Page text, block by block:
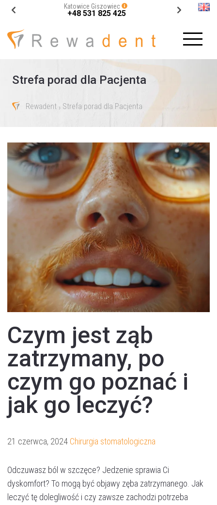
Katowice Giszowiec
+48 531 825 425
Strefa porad dla Pacjenta
Rewadent › Strefa porad dla Pacjenta
Czym jest ząb
zatrzymany, po
czym go poznać i
jak go leczyć?
21 czerwca, 2024 Chirurgia stomatologiczna
Odczuwasz ból w szczęce? Jedzenie sprawia Ci
dyskomfort? To mogą być objawy zęba zatrzymanego. Jak
leczyć tę dolegliwość i czy zawsze zachodzi potrzeba